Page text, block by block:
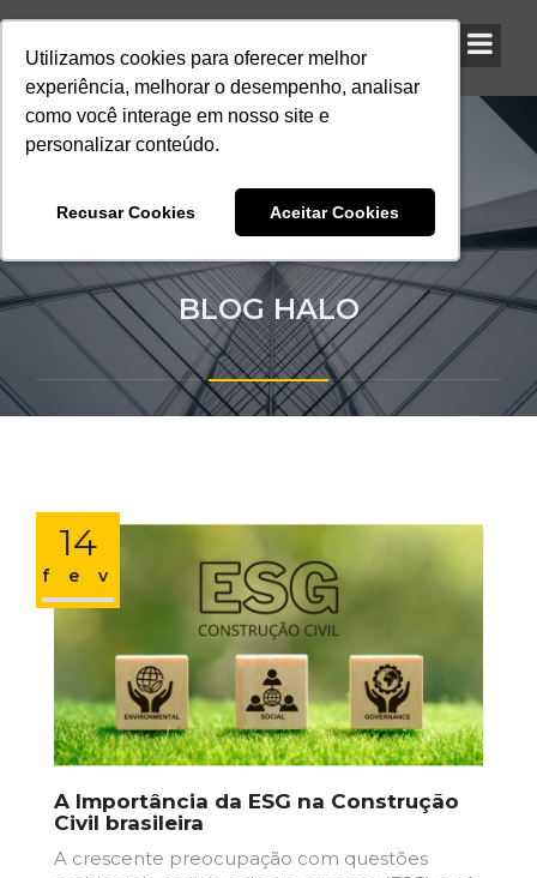
Utilizamos cookies para oferecer melhor
experiência, melhorar o desempenho, analisar
como você interage em nosso site e
personalizar conteúdo.
Recusar Cookies Aceitar Cookies
Utilizamos cookies para oferecer melhor
experiência, melhorar o desempenho, analisar
como você interage em nosso site e
personalizar conteúdo.
Recusar Cookies Aceitar Cookies
Utilizamos cookies para oferecer melhor
experiência, melhorar o desempenho, analisar
como você interage em nosso site e
personalizar conteúdo.
Recusar Cookies Aceitar Cookies
BLOG HALO
14
fev
A Importância da ESG na Construção
Civil brasileira
A crescente preocupação com questões